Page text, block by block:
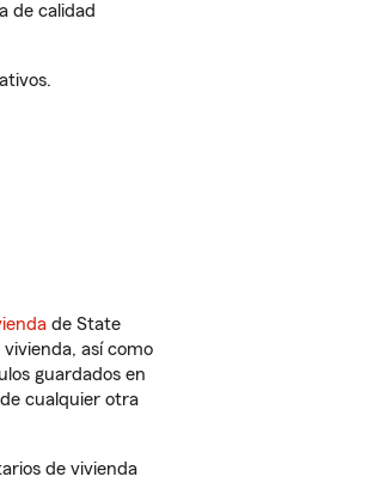
de calidad
de State
así como
guardados en
cualquier otra
de vivienda